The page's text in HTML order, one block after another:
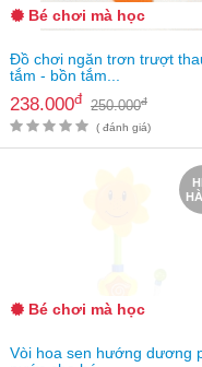
tắm
chơi
mà
học
bố
dùng
Đồ chơi ngăn trơn trượt
tắm - bồn tắm...
238.000đ 250.000đ
( đánh giá)
Bé chơi mà học
Vòi hoa sen hướng dương
Bé chơi mà học